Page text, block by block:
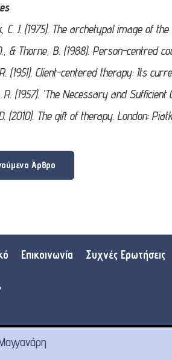
C. J. (1975). The archetypal image of
& Thorne, B. (1988). Person-centred
(1951). Client-centered therapy: Its
R. (1957). ‘The Necessary and
(2010). The gift of therapy. London:
Άρθρο
Επικοινωνία Συχνές Ερωτήσεις